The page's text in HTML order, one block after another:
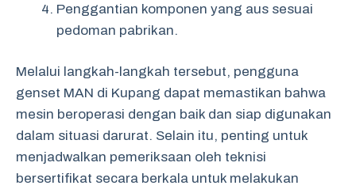
Penggantian komponen yang aus sesuai
pedoman pabrikan.
Melalui langkah-langkah tersebut, pengguna
genset MAN di Kupang dapat memastikan bahwa
mesin beroperasi dengan baik dan siap digunakan
dalam situasi darurat. Selain itu, penting untuk
menjadwalkan pemeriksaan oleh teknisi
bersertifikat secara berkala untuk melakukan